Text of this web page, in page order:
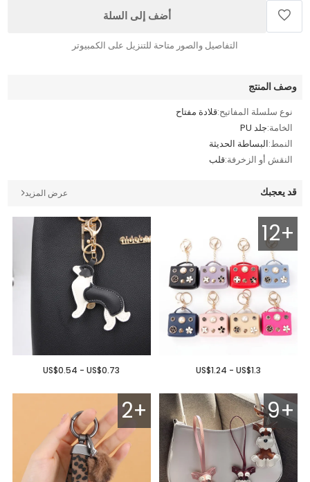
أضف إلى السلة
التفاصيل والصور متاحة للتنزيل على الكمبيوتر
وصف المنتج
نوع سلسلة المفاتيح:قلادة مفتاح
الخامة:جلد PU
النمط:البساطة الحديثة
النقش أو الزخرفة:قلب
قد يعجبك عرض المزيد
12+
US$1.24 - US$1.3
US$0.54 - US$0.73
9+
2+